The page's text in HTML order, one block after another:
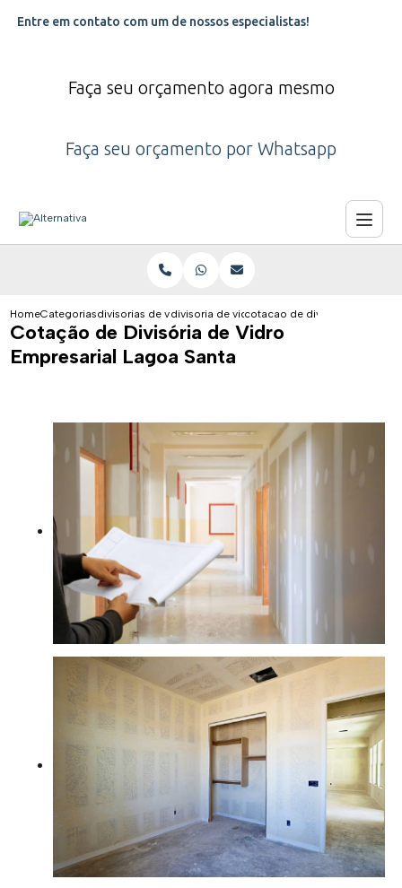
Entre em contato com um de nossos especialistas!
Faça seu orçamento agora mesmo
Faça seu orçamento por Whatsapp
HomeCategoriasdivisorias de vidrodivisoria de vidro para clinicacotacao de divisoria de vidro
Cotação de Divisória de Vidro
Empresarial Lagoa Santa